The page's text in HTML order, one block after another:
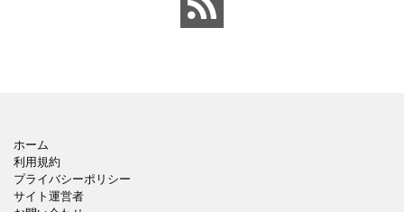
トにおすすめします。 ダ
ウンロードしてテキス
ホーム
利用規約
プライバシーポリシー
サイト運営者